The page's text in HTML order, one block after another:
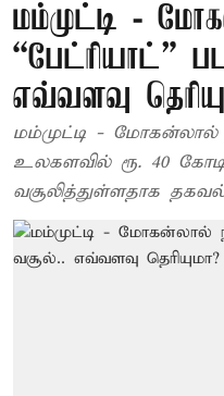
மம்முட்டி -
“பேட்ரியாட்”
எவ்வளவு
மம்முட்டி - மோகன்லால்
உலகளவில் ரூ. 40
வசூலித்துள்ளதாக